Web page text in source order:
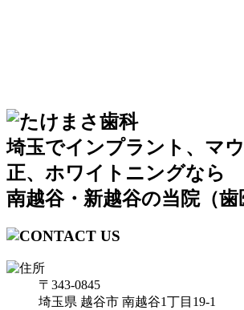
埼玉でインプラント、マ
正、ホワイトニングなら
南越谷・新越谷の当院（
〒343-0845
埼玉県 越谷市 南越谷1丁目19-1